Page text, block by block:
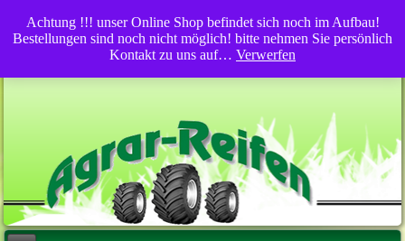
Achtung !!! unser Online Shop befindet sich noch im Aufbau!
Bestellungen sind noch nicht möglich! bitte nehmen Sie persönlich
Kontakt zu uns auf… Verwerfen